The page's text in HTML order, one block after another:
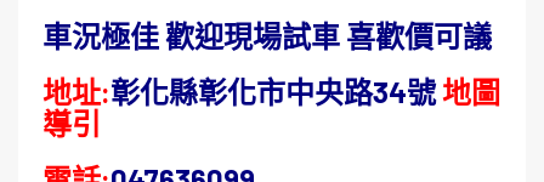
車況極佳 歡迎現場試車 喜歡價可議
地址:彰化縣彰化市中央路34號地圖
導引